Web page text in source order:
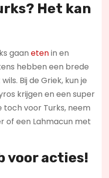
Het kan
gaan etenin en
hebben een brede
Bij de Griek, kun je
krijgen en een super
toch voor Turks, neem
of een Lahmacun met
voor acties!